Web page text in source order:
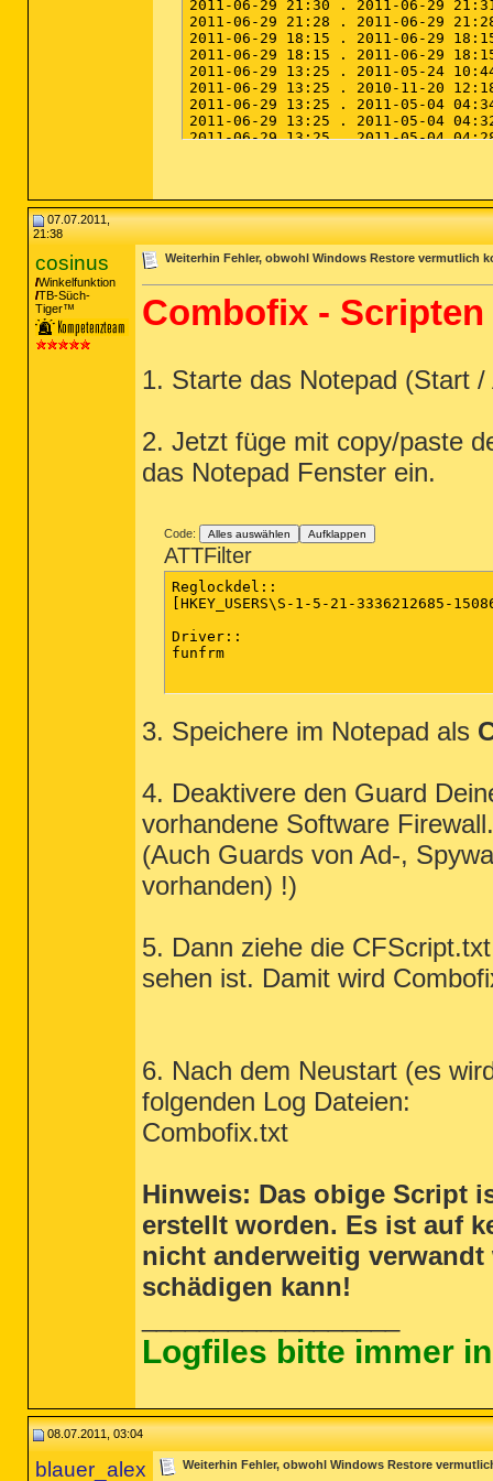
07.07.2011,
21:38
cosinus
Winkelfunktion
TB-Süch-
Tiger™
Weiterhin Fehler, obwohl Windows Restore vermutlich
Combofix - Scripten
1. Starte das Notepad (Start
2. Jetzt füge mit copy/paste
das Notepad Fenster ein.
Code: Alles auswählen Aufklappen
ATTFilter
Reglockdel::
[HKEY_USERS\S-1-5-21-
Driver::
funfrm
3. Speichere im Notepad als
4. Deaktivere den Guard
vorhandene Software Firewall.
(Auch Guards von Ad-,
vorhanden) !)
5. Dann ziehe die
sehen ist. Damit wird
6. Nach dem Neustart (es
folgenden Log Dateien:
Combofix.txt
Hinweis: Das obige Script
erstellt worden. Es ist auf
nicht anderweitig
schädigen kann!
Logfiles bitte immer
08.07.2011, 03:04
blauer_alex Weiterhin Fehler, obwohl Windows Restore